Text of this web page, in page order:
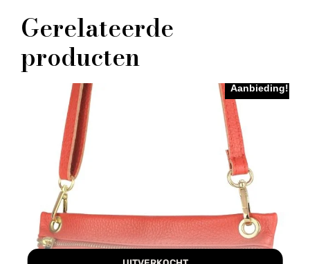
Gerelateerde
producten
Aanbieding!